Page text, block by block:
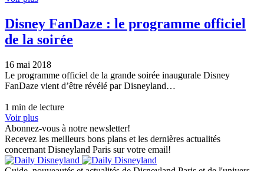
Disney FanDaze : le programme officiel
de la soirée
16 mai 2018
Le programme officiel de la grande soirée inaugurale Disney
FanDaze vient d’être révélé par Disneyland…
1 min de lecture
Voir plus
Abonnez-vous à notre newsletter!
Recevez les meilleurs bons plans et les dernières actualités
concernant Disneyland Paris sur votre email!